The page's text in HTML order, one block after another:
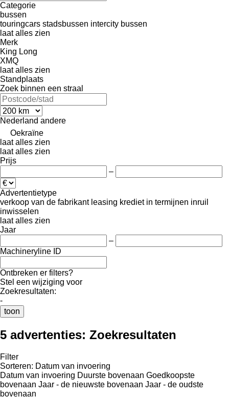
Categorie
bussen
touringcars stadsbussen intercity bussen
laat alles zien
Merk
King Long
XMQ
laat alles zien
Standplaats
Zoek binnen een straal
Nederland andere
Oekraïne
laat alles zien
laat alles zien
Prijs
–
Advertentietype
verkoop van de fabrikant leasing krediet in termijnen inruil
inwisselen
laat alles zien
Jaar
–
Machineryline ID
Ontbreken er filters?
Stel een wijziging voor
Zoekresultaten:
-
toon
5 advertenties: Zoekresultaten
Filter
Sorteren: Datum van invoering
Datum van invoering Duurste bovenaan Goedkoopste
bovenaan Jaar - de nieuwste bovenaan Jaar - de oudste
bovenaan